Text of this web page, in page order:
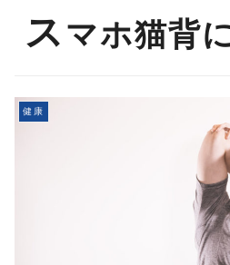
ス マホ猫背
健康